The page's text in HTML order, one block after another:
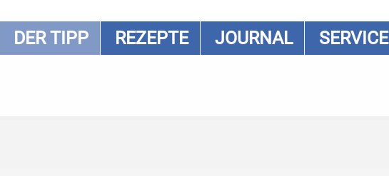
DER TIPP REZEPTE JOURNAL SERVICE